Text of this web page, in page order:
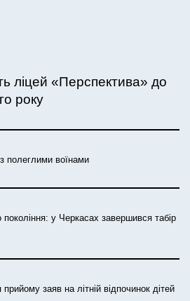
ліцей «Перспектива» до
року
полеглими воїнами
у Черкасах завершився табір
заяв на літній відпочинок дітей